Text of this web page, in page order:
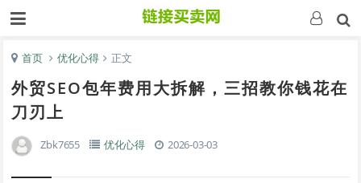
首页 优化心得 正文
外贸SEO包年费用大拆解，三招教你钱花在
刀刃上
Zbk7655 优化心得 2026-03-03